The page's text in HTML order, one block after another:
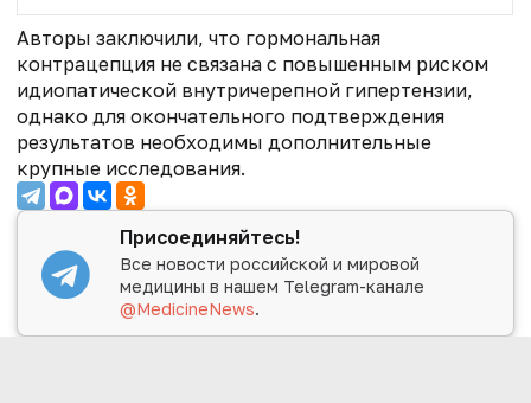
Авторы заключили, что гормональная
контрацепция не связана с повышенным риском
идиопатической внутричерепной гипертензии,
однако для окончательного подтверждения
результатов необходимы дополнительные
крупные исследования.
Присоединяйтесь!
Все новости российской и мировой
медицины в нашем Telegram-канале
@MedicineNews.